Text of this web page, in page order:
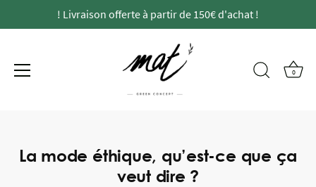
contenu
! Livraison offerte à partir de 150€ d'achat !
0
La mode éthique, qu’est-ce que ça
veut dire ?